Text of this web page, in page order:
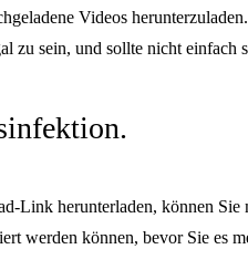
Videos
zu sein, und sollte nicht einfach
Link herunterladen, können
werden können, bevor Sie es